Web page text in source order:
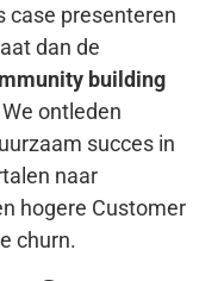
case presenteren
dan de
building
We ontleden
succes in
naar
hogere Customer
churn.